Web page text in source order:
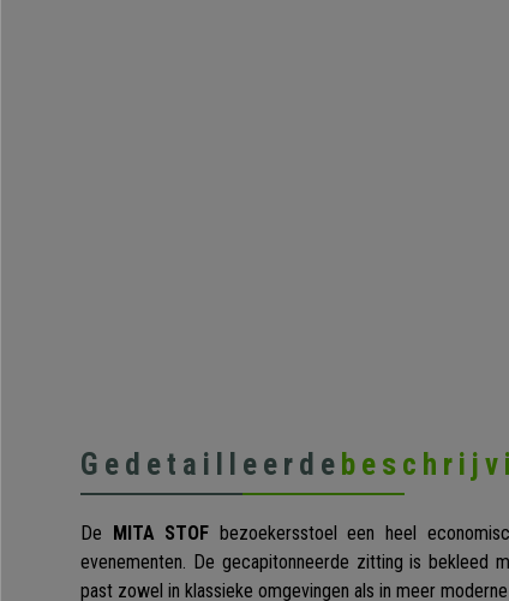
Gedetailleerde
De MITA STOF bezoekersstoel een heel
evenementen. De gecapitonneerde zitting is bekleed
past zowel in klassieke omgevingen als in meer